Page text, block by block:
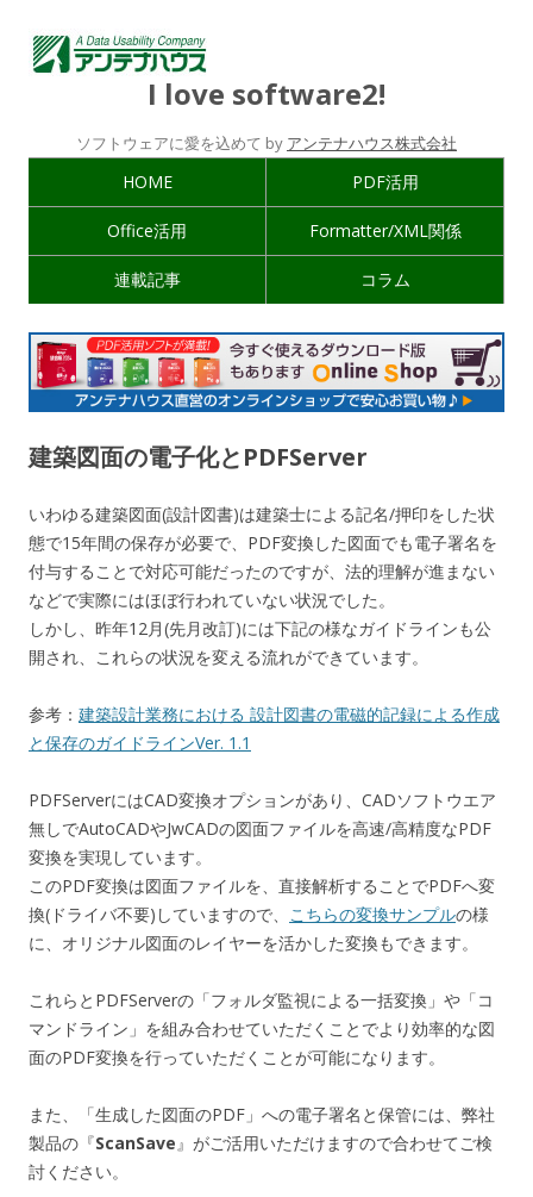
I love software2!
ソフトウェアに愛を込めて by アンテナハウス株式会社
HOME PDF活用
Office活用 Formatter/XML関係
連載記事 コラム
建築図面の電子化とPDFServer
いわゆる建築図面(設計図書)は建築士による記名/押印をした状
態で15年間の保存が必要で、PDF変換した図面でも電子署名を
付与することで対応可能だったのですが、法的理解が進まない
などで実際にはほぼ行われていない状況でした。
しかし、昨年12月(先月改訂)には下記の様なガイドラインも公
開され、これらの状況を変える流れができています。
参考： 建築設計業務における 設計図書の電磁的記録による作成
と保存のガイドラインVer. 1.1
PDFServerにはCAD変換オプションがあり、CADソフトウエア
無しでAutoCADやJwCADの図面ファイルを高速/高精度なPDF
変換を実現しています。
このPDF変換は図面ファイルを、直接解析することでPDFへ変
換(ドライバ不要)していますので、
こちらの変換サンプルの様
に、オリジナル図面のレイヤーを活かした変換もできます。
これらとPDFServerの「フォルダ監視による一括変換」や「コ
マンドライン」を組み合わせていただくことでより効率的な図
面のPDF変換を行っていただくことが可能になります。
また、「生成した図面のPDF」への電子署名と保管には、弊社
製品の『ScanSave 』がご活用いただけますので合わせてご検
討ください。